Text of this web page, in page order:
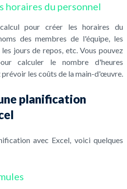
horaires du personnel
pour créer les horaires du
des membres de l'équipe, les
jours de repos, etc. Vous pouvez
calculer le nombre d'heures
les coûts de la main-d'œuvre.
planification
avec Excel, voici quelques